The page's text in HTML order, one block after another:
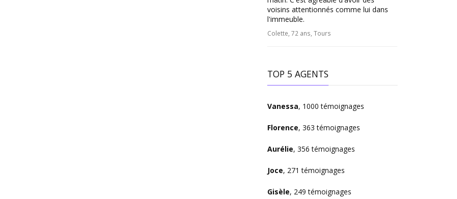
voisins attentionnés comme lui dans
l'immeuble.
Colette, 72 ans, Tours
TOP 5 AGENTS
Vanessa, 1000 témoignages
Florence, 363 témoignages
Aurélie, 356 témoignages
Joce, 271 témoignages
Gisèle, 249 témoignages